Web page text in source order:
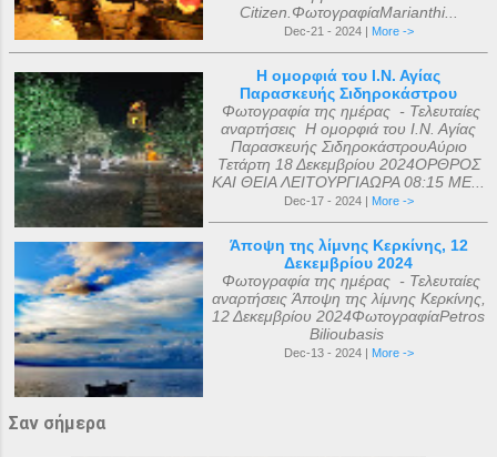
Citizen.ΦωτογραφίαMarianthi...
Dec-21 - 2024 | More ->
Η ομορφιά του Ι.Ν. Αγίας
Παρασκευής Σιδηροκάστρου
Φωτογραφία της ημέρας - Τελευταίες
αναρτήσεις Η ομορφιά του Ι.Ν. Αγίας
Παρασκευής ΣιδηροκάστρουΑύριο
Τετάρτη 18 Δεκεμβρίου 2024ΟΡΘΡΟΣ
ΚΑΙ ΘΕΙΑ ΛΕΙΤΟΥΡΓΙΑΩΡΑ 08:15 ΜΕ...
Dec-17 - 2024 | More ->
Άποψη της λίμνης Κερκίνης, 12
Δεκεμβρίου 2024
Φωτογραφία της ημέρας - Τελευταίες
αναρτήσεις Άποψη της λίμνης Κερκίνης,
12 Δεκεμβρίου 2024ΦωτογραφίαPetros
Bilioubasis
Dec-13 - 2024 | More ->
Σαν σήμερα